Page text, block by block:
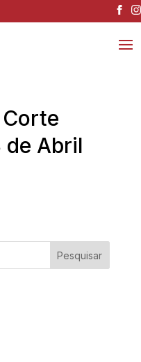
de Abril
Pesquisar